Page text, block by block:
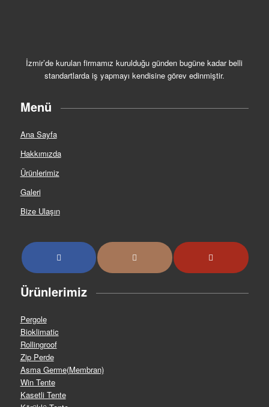
İzmir’de kurulan firmamız kurulduğu günden bugüne kadar belli
standartlarda iş yapmayı kendisine görev edinmiştir.
Menü
Ana Sayfa
Hakkımızda
Ürünlerimiz
Galeri
Bize Ulaşın
Ürünlerimiz
Pergole
Bioklimatic
Rollingroof
Zip Perde
Asma Germe(Membran)
Win Tente
Kasetli Tente